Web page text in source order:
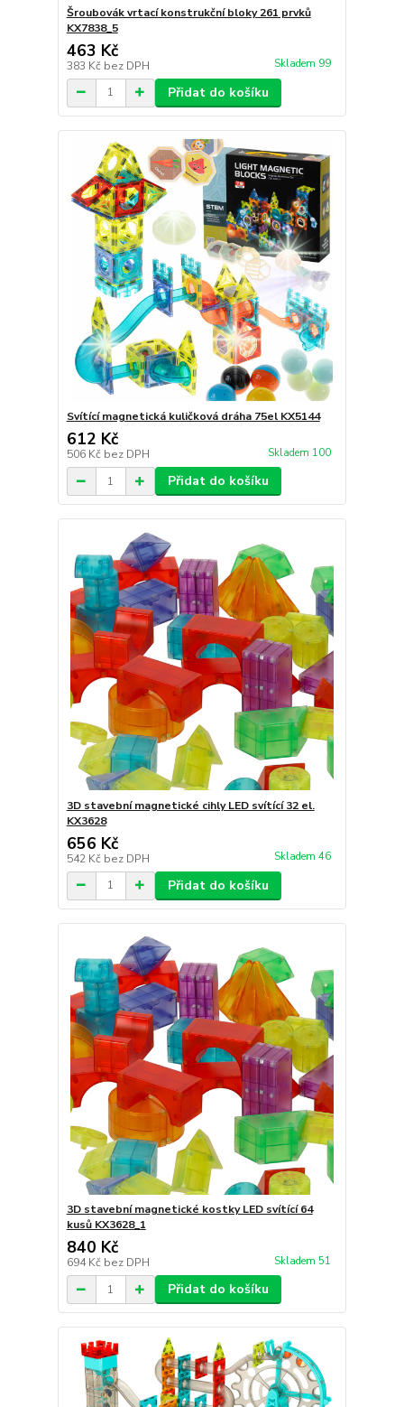
Šroubovák vrtací konstrukční bloky 261 prvků
KX7838_5
463 Kč
383 Kč bez DPH Skladem 99
Přidat do košíku
Svítící magnetická kuličková dráha 75el KX5144
612 Kč
506 Kč bez DPH Skladem 100
Přidat do košíku
3D stavební magnetické cihly LED svítící 32 el.
KX3628
656 Kč
542 Kč bez DPH Skladem 46
Přidat do košíku
3D stavební magnetické kostky LED svítící 64
kusů KX3628_1
840 Kč
694 Kč bez DPH Skladem 51
Přidat do košíku